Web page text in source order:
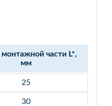
части L*,
мм
25
30